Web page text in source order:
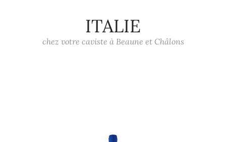
ITALIE
chez votre caviste à Beaune et Châlons